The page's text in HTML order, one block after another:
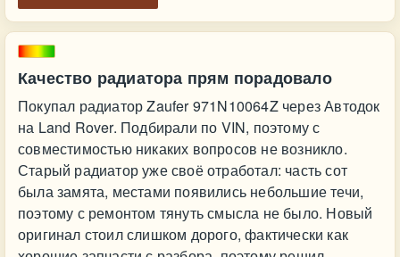
Качество радиатора прям порадовало
Покупал радиатор Zaufer 971N10064Z через Автодок
на Land Rover. Подбирали по VIN, поэтому с
совместимостью никаких вопросов не возникло.
Старый радиатор уже своё отработал: часть сот
была замята, местами появились небольшие течи,
поэтому с ремонтом тянуть смысла не было. Новый
оригинал стоил слишком дорого, фактически как